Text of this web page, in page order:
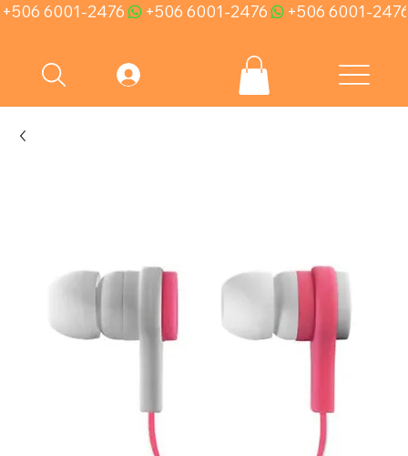
+506 6001-2476